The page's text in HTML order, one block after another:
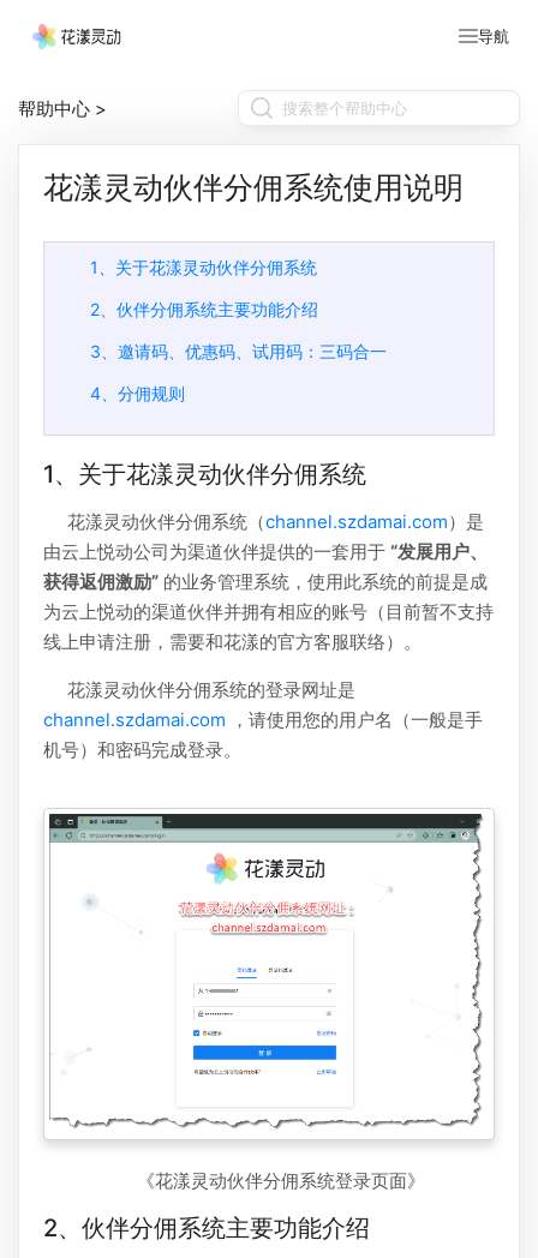
导航
帮助中心 >
花漾灵动伙伴分佣系统使用说明
1、关于花漾灵动伙伴分佣系统
2、伙伴分佣系统主要功能介绍
3、邀请码、优惠码、试用码：三码合一
4、分佣规则
1、关于花漾灵动伙伴分佣系统
花漾灵动伙伴分佣系统（channel.szdamai.com）是
由云上悦动公司为渠道伙伴提供的一套用于 “发展用户、
获得返佣激励” 的业务管理系统，使用此系统的前提是成
为云上悦动的渠道伙伴并拥有相应的账号（目前暂不支持
线上申请注册，需要和花漾的官方客服联络）。
花漾灵动伙伴分佣系统的登录网址是
channel.szdamai.com ，请使用您的用户名（一般是手
机号）和密码完成登录。
《花漾灵动伙伴分佣系统登录页面》
2、伙伴分佣系统主要功能介绍